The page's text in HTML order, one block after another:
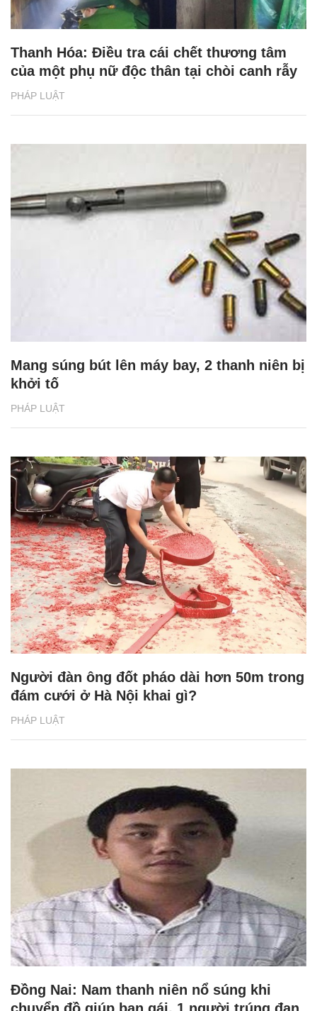
PHÁP LUẬT
Thanh Hóa: Điều tra cái chết thương tâm
của một phụ nữ độc thân tại chòi canh rẫy
PHÁP LUẬT
Mang súng bút lên máy bay, 2 thanh niên bị
khởi tố
PHÁP LUẬT
Người đàn ông đốt pháo dài hơn 50m trong
đám cưới ở Hà Nội khai gì?
Đồng Nai: Nam thanh niên nổ súng khi